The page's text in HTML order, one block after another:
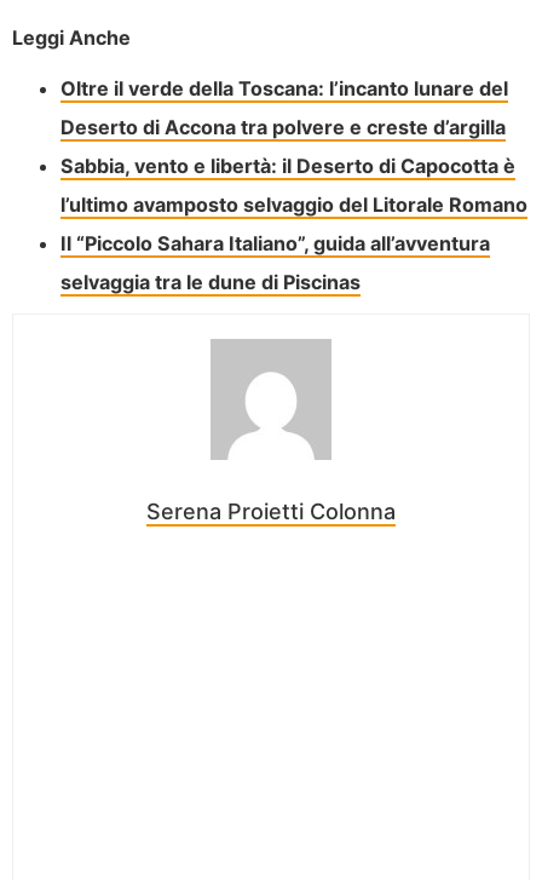
Leggi Anche
Oltre il verde della Toscana: l’incanto lunare del
Deserto di Accona tra polvere e creste d’argilla
Sabbia, vento e libertà: il Deserto di Capocotta è
l’ultimo avamposto selvaggio del Litorale Romano
Il “Piccolo Sahara Italiano”, guida all’avventura
selvaggia tra le dune di Piscinas
Serena Proietti Colonna